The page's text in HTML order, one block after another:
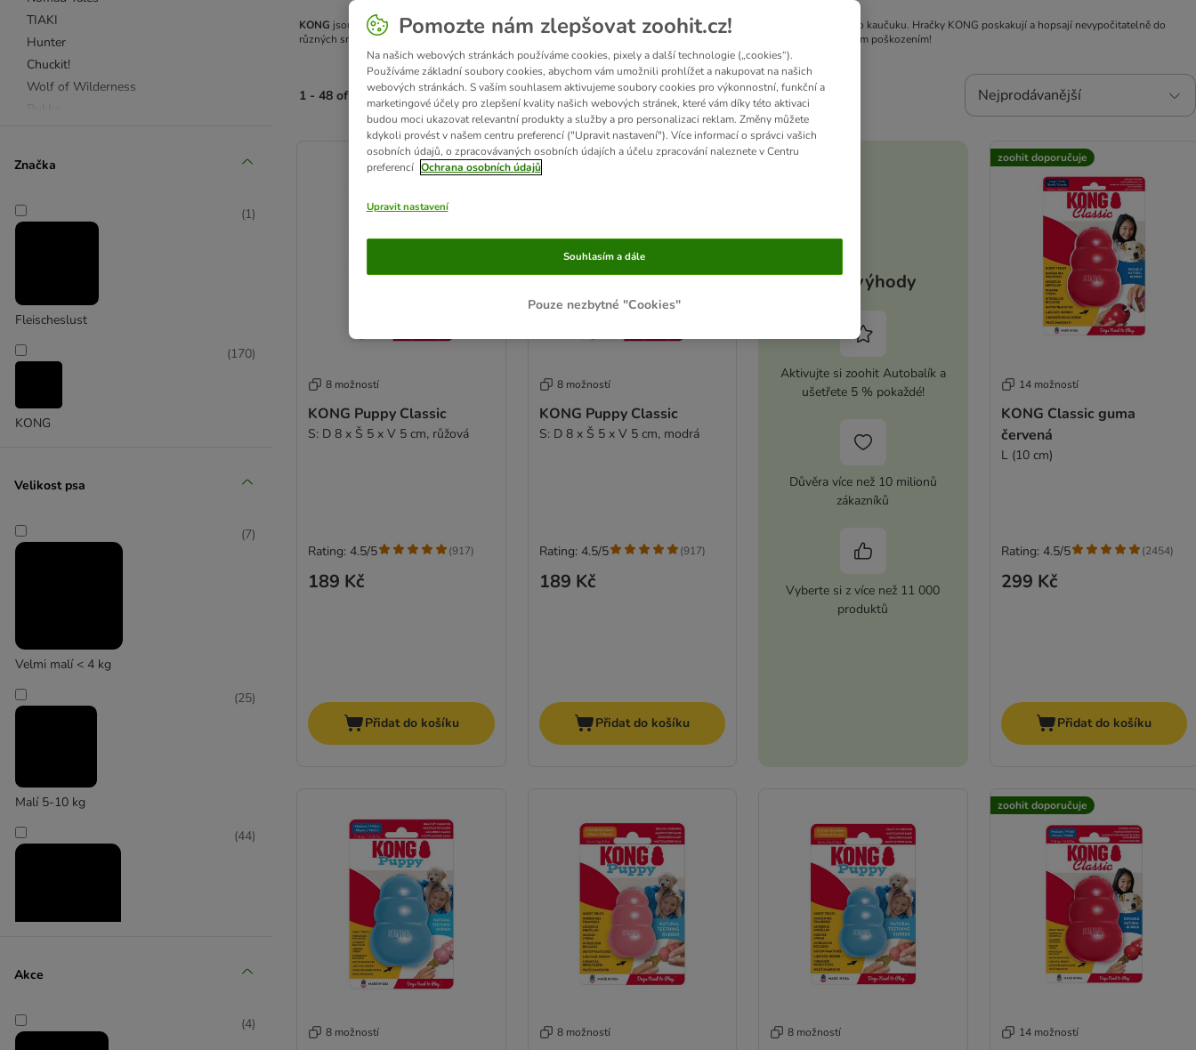
TIAKI
Hunter
Chuckit!
Wolf of Wilderness
Míčky, činky & frisbee
Košíky & vodítka na kolo
Antistresové pomůcky
Značka
Fleischeslust
(1)
KONG
(170)
Velikost psa
Velmi malí < 4 kg
(7)
Malí 5-10 kg
(25)
(44)
Akce
(4)
KONG jsou psí hračky pro všechny rasy a velikosti psů. Hračky KONG jsou vyrobené z takřka nezničitelného přírodního kaučuku. Hračky KONG poskakují a hopsají nevypočitatelně do
různých směrů. Tím nabuzujou lovecký pud psů. Pozor: spolknutí hračky pro psy KONG může vést k těžkým zdravotním poškozením!
1 - 48 of 170 výsledků Nejprodávanější
product items have been changed
8 možností
KONG Puppy Classic
S: D 8 x Š 5 x V 5 cm, růžová
189 Kč
Rating: 4.5/5 (917)
Přidat do košíku
8 možností
KONG Puppy Classic
S: D 8 x Š 5 x V 5 cm, modrá
189 Kč
Rating: 4.5/5 (917)
Přidat do košíku
Vaše výhody
Aktivujte si zoohit Autobalík a
ušetřete 5 % pokaždé!
Důvěra více než 10 milionů
zákazníků
Vyberte si z více než 11 000
produktů
zoohit doporučuje
14 možností
KONG Classic guma
červená
L (10 cm)
299 Kč
Rating: 4.5/5 (2454)
Přidat do košíku
8 možností 8 možností 8 možností
zoohit doporučuje
14 možností
Pomozte nám zlepšovat zoohit.cz!
Na našich webových stránkách používáme cookies, pixely a další technologie („cookies“).
Používáme základní soubory cookies, abychom vám umožnili prohlížet a nakupovat na našich
webových stránkách. S vaším souhlasem aktivujeme soubory cookies pro výkonnostní, funkční a
marketingové účely pro zlepšení kvality našich webových stránek, které vám díky této aktivaci
budou moci ukazovat relevantní produkty a služby a pro personalizaci reklam. Změny můžete
kdykoli provést v našem centru preferencí ("Upravit nastavení"). Více informací o správci vašich
osobních údajů, o zpracovávaných osobních údajích a účelu zpracování naleznete v Centru
preferencí Ochrana osobních údajů
Upravit nastavení
Pouze nezbytné "Cookies"
Souhlasím a dále